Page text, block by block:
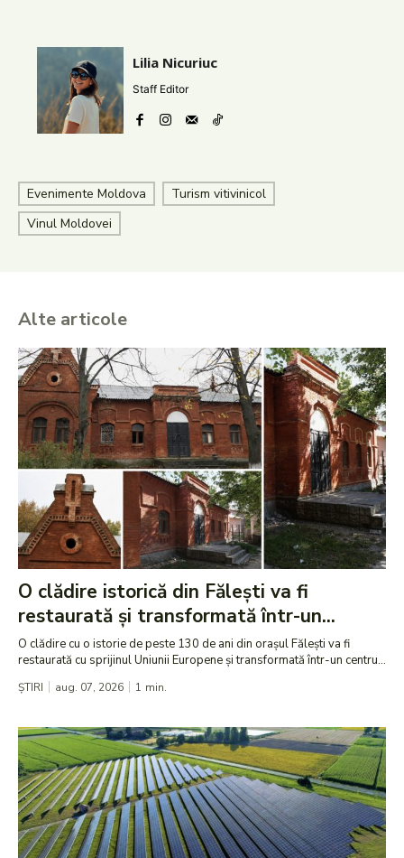
Lilia Nicuriuc
Staff Editor
Evenimente Moldova
Turism vitivinicol
Vinul Moldovei
Alte articole
O clădire istorică din Fălești va fi
restaurată și transformată într-un...
O clădire cu o istorie de peste 130 de ani din orașul Fălești va fi
restaurată cu sprijinul Uniunii Europene și transformată într-un centru...
ȘTIRI aug. 07, 2026 1 min.